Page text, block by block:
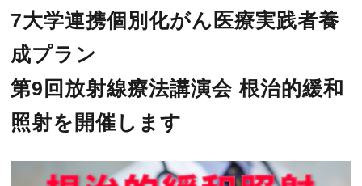
7大学連携個別化がん医療実践者養
成プラン
第9回放射線療法講演会 根治的緩和
照射を開催します